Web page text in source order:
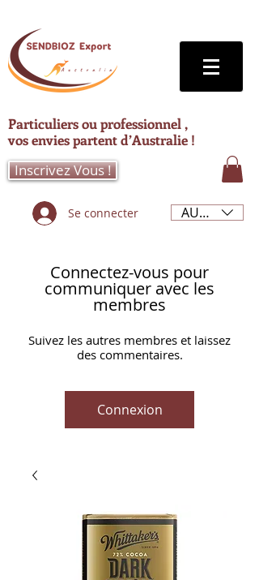
Particuliers ou professionnel ,
vos envies partent d’Australie !
Inscrivez Vous !
Se connecter AUD (AU$)
Connectez-vous pour
communiquer avec les
membres
Suivez les autres membres et laissez
des commentaires.
Connexion